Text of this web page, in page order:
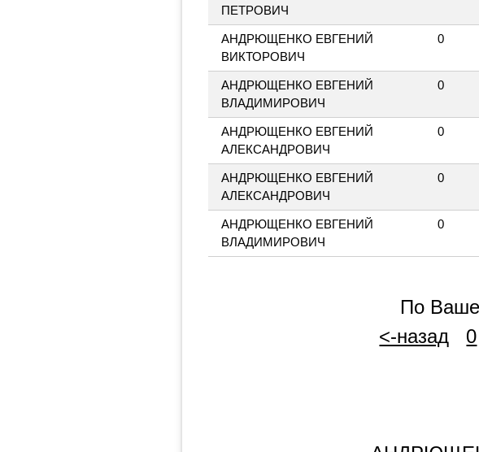
ПЕТРОВИЧ
АНДРЮЩЕНКО ЕВГЕНИЙ
ВИКТОРОВИЧ
0
АНДРЮЩЕНКО ЕВГЕНИЙ
ВЛАДИМИРОВИЧ
0
АНДРЮЩЕНКО ЕВГЕНИЙ
АЛЕКСАНДРОВИЧ
0
АНДРЮЩЕНКО ЕВГЕНИЙ
АЛЕКСАНДРОВИЧ
0
АНДРЮЩЕНКО ЕВГЕНИЙ
ВЛАДИМИРОВИЧ
0
По
<-назад
0